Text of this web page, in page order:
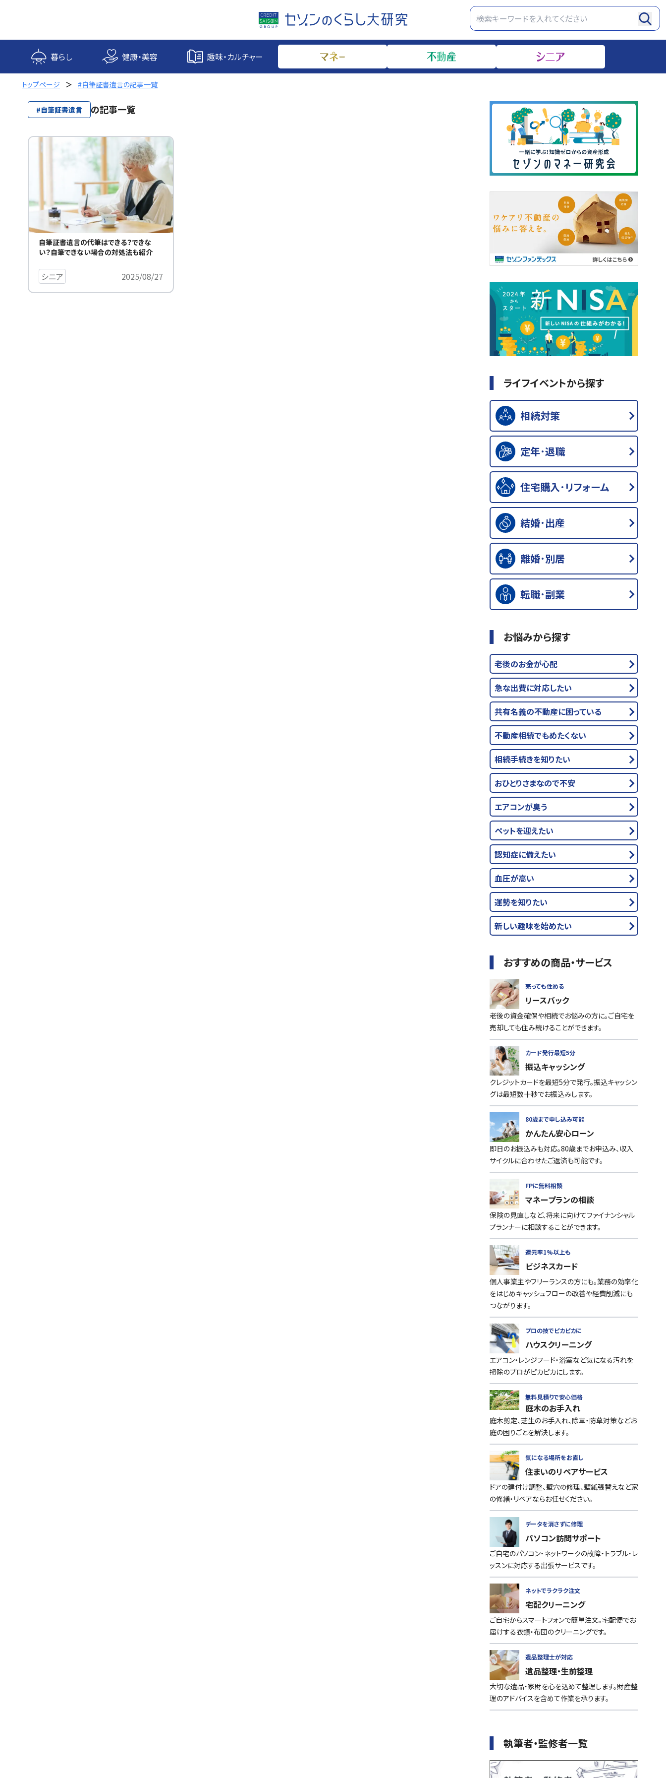
ス
プ
暮らし 健康・美容 趣味・カルチャー
トップページ #自筆証書遺言の記事一覧
#自筆証書遺言 の記事一覧
自筆証書遺言の代筆はできる？できな
い？自筆できない場合の対処法も紹介
シニア 2025/08/27
ライフイベントから探す
相続対策
定年･退職
住宅購入･リフォーム
結婚･出産
離婚･別居
転職･副業
お悩みから探す
老後のお金が心配
急な出費に対応したい
共有名義の不動産に困っている
不動産相続でもめたくない
相続手続きを知りたい
おひとりさまなので不安
エアコンが臭う
ペットを迎えたい
認知症に備えたい
血圧が高い
運勢を知りたい
新しい趣味を始めたい
おすすめの商品・サービス
老後の資金確保や相続でお悩みの方に。ご自宅を
売却しても住み続けることができます。
売っても住める
リースバック
クレジットカードを最短5分で発行。振込キャッシン
グは最短数十秒でお振込みします。
カード発行最短5分
振込キャッシング
即日のお振込みも対応。80歳までお申込み、収入
サイクルに合わせたご返済も可能です。
80歳まで申し込み可能
かんたん安心ローン
保険の見直しなど、将来に向けてファイナンシャル
プランナーに相談することができます。
FPに無料相談
マネープランの相談
個人事業主やフリーランスの方にも。業務の効率化
をはじめキャッシュフローの改善や経費削減にも
つながります。
還元率1%以上も
ビジネスカード
エアコン・レンジフード・浴室など気になる汚れを
掃除のプロがピカピカにします。
プロの技でピカピカに
ハウスクリーニング
庭木剪定、芝生のお手入れ、除草・防草対策などお
庭の困りごとを解決します。
無料見積りで安心価格
庭木のお手入れ
ドアの建付け調整、壁穴の修理、壁紙張替えなど家
の修繕・リペアならお任せください。
気になる場所をお直し
住まいのリペアサービス
ご自宅のパソコン・ネットワークの故障・トラブル・レ
ッスンに対応する出張サービスです。
データを消さずに修理
パソコン訪問サポート
ご自宅からスマートフォンで簡単注文。宅配便でお
届けする衣類・布団のクリーニングです。
ネットでラクラク注文
宅配クリーニング
大切な遺品・家財を心を込めて整理します。財産整
理のアドバイスを含めて作業を承ります。
遺品整理士が対応
遺品整理・生前整理
執筆者・監修者一覧